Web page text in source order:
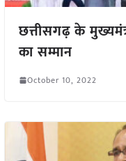
छत्तीसगढ़ के
का सम्मान
October 10, 2022